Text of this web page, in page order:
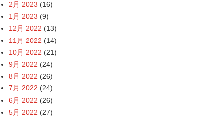
2月 2023 (16)
1月 2023 (9)
12月 2022 (13)
11月 2022 (14)
10月 2022 (21)
9月 2022 (24)
8月 2022 (26)
7月 2022 (24)
6月 2022 (26)
5月 2022 (27)